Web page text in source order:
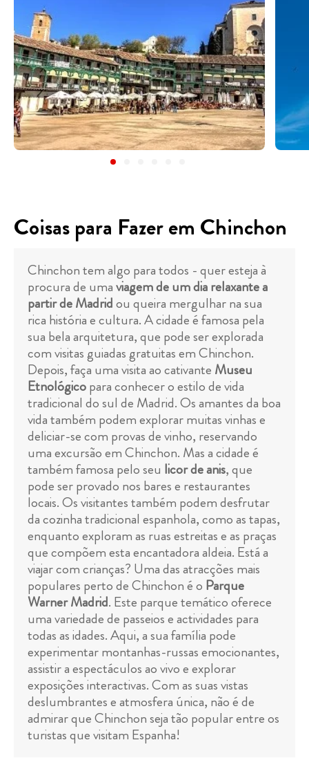
Coisas para Fazer em Chinchon
Chinchon tem algo para todos - quer esteja à
procura de umaviagem de um dia relaxante a
partir de Madridou queira mergulhar na sua
rica história e cultura. A cidade é famosa pela
sua bela arquitetura, que pode ser explorada
com visitas guiadas gratuitas em Chinchon.
Depois, faça uma visita ao cativante Museu
Etnológicopara conhecer o estilo de vida
tradicional do sul de Madrid. Os amantes da boa
vida também podem explorar muitas vinhas e
deliciar-se com provas de vinho, reservando
uma excursão em Chinchon. Mas a cidade é
também famosa pelo seu licor de anis, que
pode ser provado nos bares e restaurantes
locais. Os visitantes também podem desfrutar
da cozinha tradicional espanhola, como as tapas,
enquanto exploram as ruas estreitas e as praças
que compõem esta encantadora aldeia. Está a
viajar com crianças? Uma das atracções mais
populares perto de Chinchon é o Parque
Warner Madrid. Este parque temático oferece
uma variedade de passeios e actividades para
todas as idades. Aqui, a sua família pode
experimentar montanhas-russas emocionantes,
assistir a espectáculos ao vivo e explorar
exposições interactivas. Com as suas vistas
deslumbrantes e atmosfera única, não é de
admirar que Chinchon seja tão popular entre os
turistas que visitam Espanha!